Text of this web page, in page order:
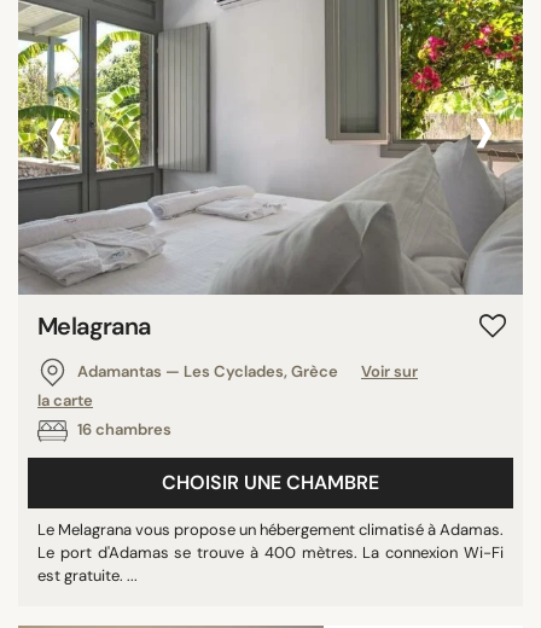
Sainte-Lucie
Costa Rica
Chili
Corée du Sud
Sénégal
Slovaquie
Malaisie
Sri Lanka
Jamaïque
Irlande
Guatemala
Cap-Vert
Martinique
Azerbaïdjan
Uruguay
Iles Turques et Caïques
Andorre
‹ ›
Melagrana
Adamantas — Les Cyclades, Grèce
Voir sur
la carte
16 chambres
CHOISIR UNE CHAMBRE
Le Melagrana vous propose un hébergement climatisé à Adamas.
Le port d'Adamas se trouve à 400 mètres. La connexion Wi-Fi
est gratuite. ...